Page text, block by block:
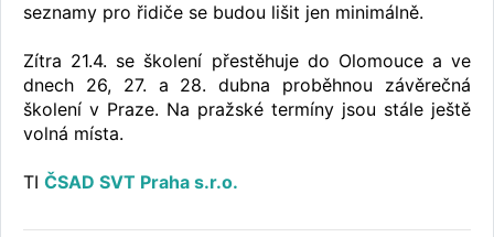
seznamy pro řidiče se budou lišit jen minimálně.
Zítra 21.4. se školení přestěhuje do Olomouce a ve
dnech 26, 27. a 28. dubna proběhnou závěrečná
školení v Praze. Na pražské termíny jsou stále ještě
volná místa.
TI ČSAD SVT Praha s.r.o.